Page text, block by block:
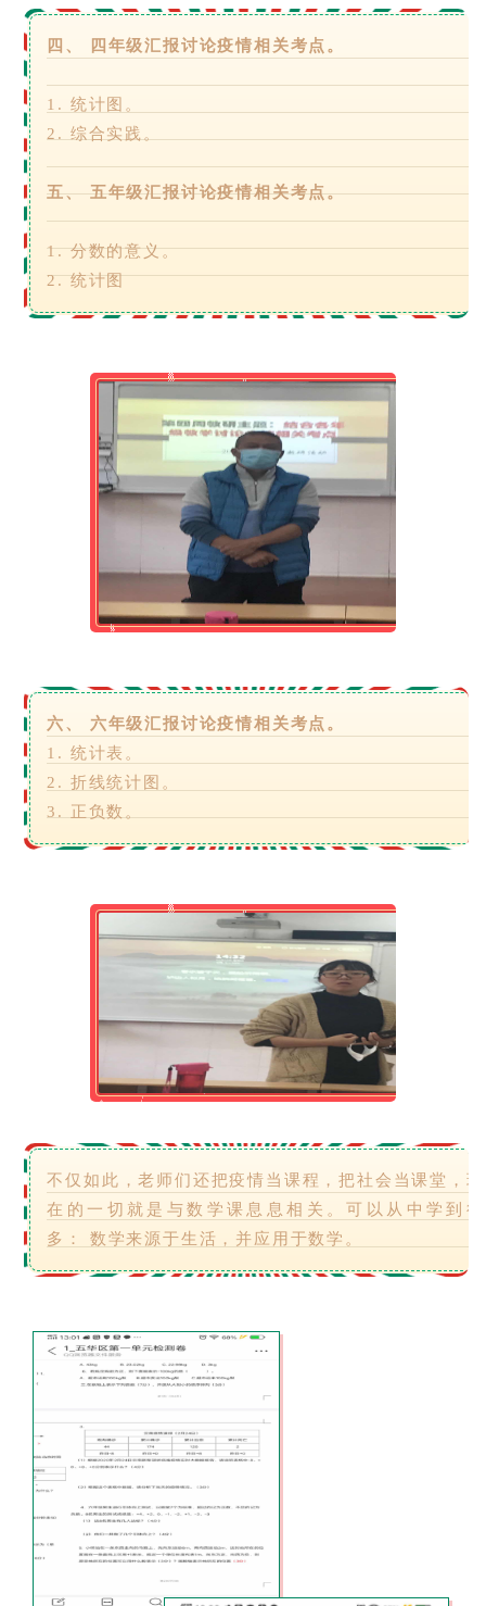
四、 四年级汇报讨论疫情相关考点。
1. 统计图。
2. 综合实践。
五、 五年级汇报讨论疫情相关考点。
1. 分数的意义。
2. 统计图
六、 六年级汇报讨论疫情相关考点。
1. 统计表。
2. 折线统计图。
3. 正负数。
不仅如此，老师们还把疫情当课程，把社会当课堂，现
在的一切就是与数学课息息相关。可以从中学到很
多： 数学来源于生活，并应用于数学。